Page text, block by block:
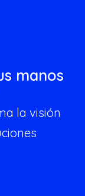
manos
la visión